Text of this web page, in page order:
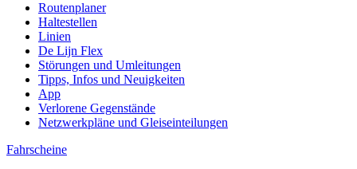
Routenplaner
Haltestellen
Linien
De Lijn Flex
Störungen und Umleitungen
Tipps, Infos und Neuigkeiten
App
Verlorene Gegenstände
Netzwerkpläne und Gleiseinteilungen
Fahrscheine